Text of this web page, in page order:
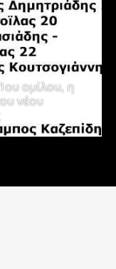
ομίλου, η
νέου